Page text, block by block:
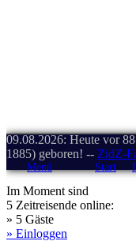
09.08.2026: Heute vor
1885) geboren! -- ZidZ-
Menü Start
Im Moment sind
5 Zeitreisende online:
» 5 Gäste
» Einloggen